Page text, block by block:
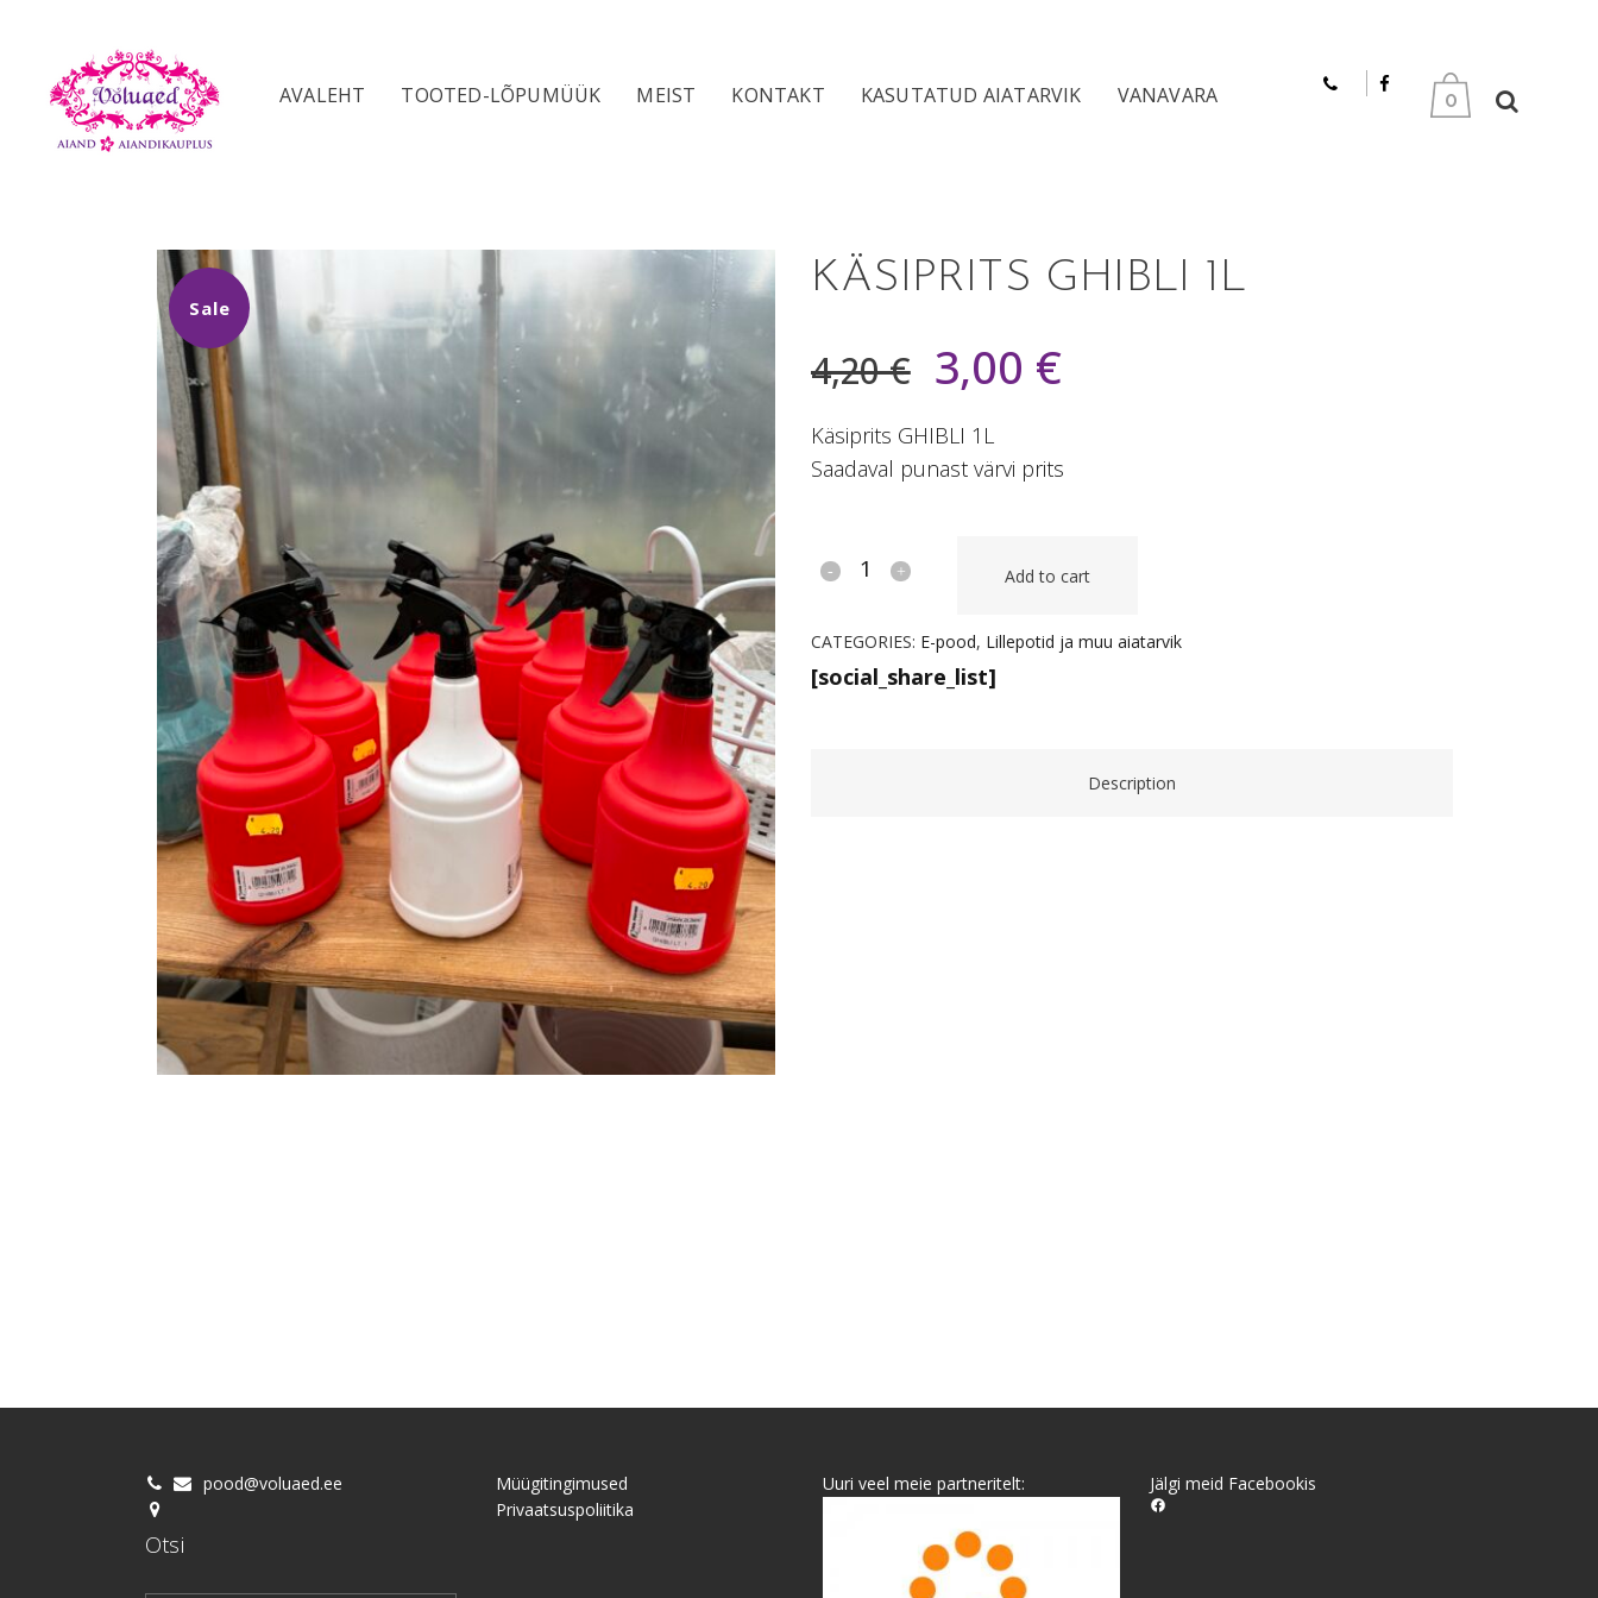
0
AVALEHT TOOTED-LÕPUMÜÜK MEIST KONTAKT KASUTATUD AIATARVIK VANAVARA
Sale
KÄSIPRITS GHIBLI 1L
4,20€ 3,00 €
Käsiprits GHIBLI 1L
Saadaval punast värvi prits
Käsiprits
1L
quantity
Add to cart
CATEGORIES: E-pood, Lillepotid ja muu aiatarvik
[social_share_list]
Description
pood@voluaed.ee
Otsi
Müügitingimused
Privaatsuspoliitika
Uuri veel meie partneritelt: Jälgi meid Facebookis
Facebook